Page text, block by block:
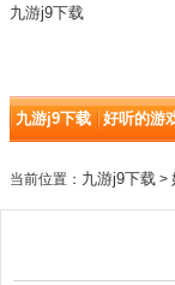
九游j9下载
九游j9下载 好听的游
当前位置： 九游j9下载 >